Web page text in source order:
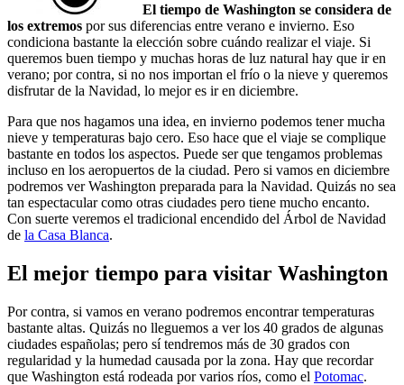
El tiempo de Washington se considera de
los extremos por sus diferencias entre verano e invierno. Eso
condiciona bastante la elección sobre cuándo realizar el viaje. Si
queremos buen tiempo y muchas horas de luz natural hay que ir en
verano; por contra, si no nos importan el frío o la nieve y queremos
disfrutar de la Navidad, lo mejor es ir en diciembre.
Para que nos hagamos una idea, en invierno podemos tener mucha
nieve y temperaturas bajo cero. Eso hace que el viaje se complique
bastante en todos los aspectos. Puede ser que tengamos problemas
incluso en los aeropuertos de la ciudad. Pero si vamos en diciembre
podremos ver Washington preparada para la Navidad. Quizás no sea
tan espectacular como otras ciudades pero tiene mucho encanto.
Con suerte veremos el tradicional encendido del Árbol de Navidad
de la Casa Blanca.
El mejor tiempo para visitar Washington
Por contra, si vamos en verano podremos encontrar temperaturas
bastante altas. Quizás no lleguemos a ver los 40 grados de algunas
ciudades españolas; pero sí tendremos más de 30 grados con
regularidad y la humedad causada por la zona. Hay que recordar
que Washington está rodeada por varios ríos, como el Potomac.